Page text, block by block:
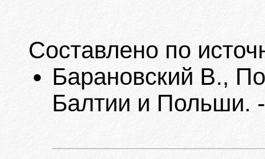
Составлено по
Барановский В.,
Балтии и Польши.